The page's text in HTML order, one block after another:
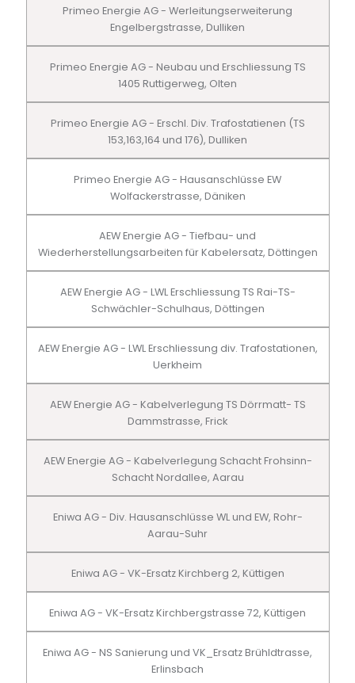
Primeo Energie AG - Werleitungserweiterung
Engelbergstrasse, Dulliken
Primeo Energie AG - Neubau und Erschliessung TS
1405 Ruttigerweg, Olten
Primeo Energie AG - Erschl. Div. Trafostatienen (TS
153,163,164 und 176), Dulliken
Primeo Energie AG - Hausanschlüsse EW
Wolfackerstrasse, Däniken
AEW Energie AG - Tiefbau- und
Wiederherstellungsarbeiten für Kabelersatz, Döttingen
AEW Energie AG - LWL Erschliessung TS Rai-TS-
Schwächler-Schulhaus, Döttingen
AEW Energie AG - LWL Erschliessung div. Trafostationen,
Uerkheim
AEW Energie AG - Kabelverlegung TS Dörrmatt- TS
Dammstrasse, Frick
AEW Energie AG - Kabelverlegung Schacht Frohsinn-
Schacht Nordallee, Aarau
Eniwa AG - Div. Hausanschlüsse WL und EW, Rohr-
Aarau-Suhr
Eniwa AG - VK-Ersatz Kirchberg 2, Küttigen
Eniwa AG - VK-Ersatz Kirchbergstrasse 72, Küttigen
Eniwa AG - NS Sanierung und VK_Ersatz Brühldtrasse,
Erlinsbach